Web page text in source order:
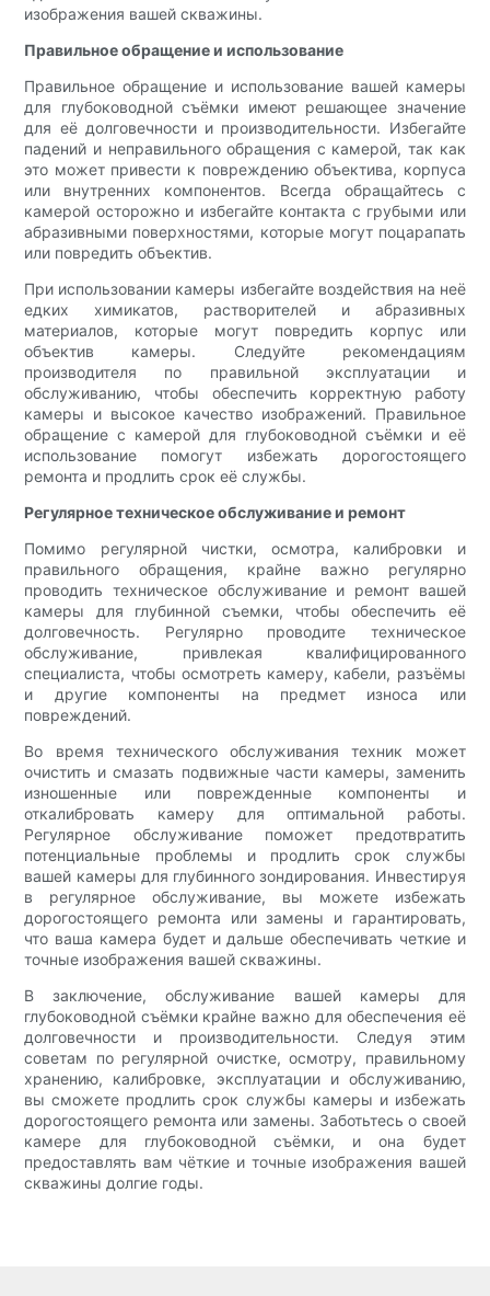
изображения вашей скважины.
Правильное обращение и использование
Правильное обращение и использование вашей камеры
для глубоководной съёмки имеют решающее значение
для её долговечности и производительности. Избегайте
падений и неправильного обращения с камерой, так как
это может привести к повреждению объектива, корпуса
или внутренних компонентов. Всегда обращайтесь с
камерой осторожно и избегайте контакта с грубыми или
абразивными поверхностями, которые могут поцарапать
или повредить объектив.
При использовании камеры избегайте воздействия на неё
едких химикатов, растворителей и абразивных
материалов, которые могут повредить корпус или
объектив камеры. Следуйте рекомендациям
производителя по правильной эксплуатации и
обслуживанию, чтобы обеспечить корректную работу
камеры и высокое качество изображений. Правильное
обращение с камерой для глубоководной съёмки и её
использование помогут избежать дорогостоящего
ремонта и продлить срок её службы.
Регулярное техническое обслуживание и ремонт
Помимо регулярной чистки, осмотра, калибровки и
правильного обращения, крайне важно регулярно
проводить техническое обслуживание и ремонт вашей
камеры для глубинной съемки, чтобы обеспечить её
долговечность. Регулярно проводите техническое
обслуживание, привлекая квалифицированного
специалиста, чтобы осмотреть камеру, кабели, разъёмы
и другие компоненты на предмет износа или
повреждений.
Во время технического обслуживания техник может
очистить и смазать подвижные части камеры, заменить
изношенные или поврежденные компоненты и
откалибровать камеру для оптимальной работы.
Регулярное обслуживание поможет предотвратить
потенциальные проблемы и продлить срок службы
вашей камеры для глубинного зондирования. Инвестируя
в регулярное обслуживание, вы можете избежать
дорогостоящего ремонта или замены и гарантировать,
что ваша камера будет и дальше обеспечивать четкие и
точные изображения вашей скважины.
В заключение, обслуживание вашей камеры для
глубоководной съёмки крайне важно для обеспечения её
долговечности и производительности. Следуя этим
советам по регулярной очистке, осмотру, правильному
хранению, калибровке, эксплуатации и обслуживанию,
вы сможете продлить срок службы камеры и избежать
дорогостоящего ремонта или замены. Заботьтесь о своей
камере для глубоководной съёмки, и она будет
предоставлять вам чёткие и точные изображения вашей
скважины долгие годы.